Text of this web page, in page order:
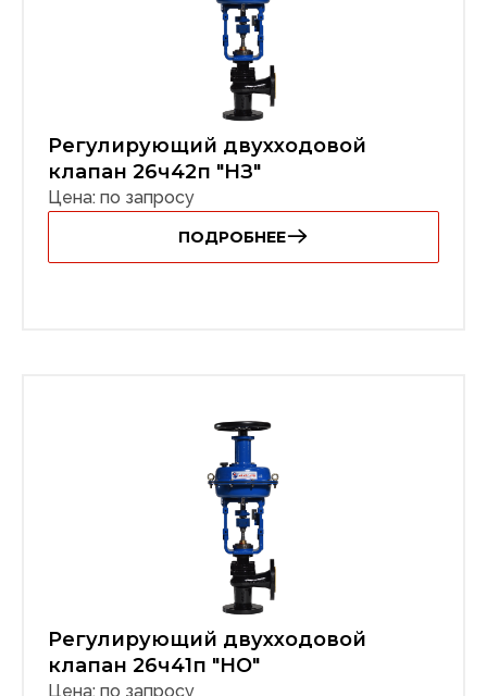
Регулирующий двухходовой
клапан 26ч42п "НЗ"
Цена: по запросу
ПОДРОБНЕЕ
Регулирующий двухходовой
клапан 26ч41п "НО"
Цена: по запросу